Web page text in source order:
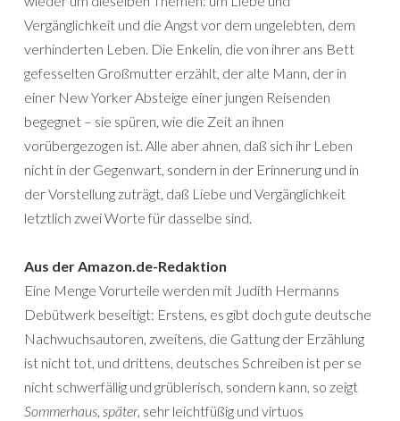
Vergänglichkeit und die Angst vor dem ungelebten, dem
verhinderten Leben. Die Enkelin, die von ihrer ans Bett
gefesselten Großmutter erzählt, der alte Mann, der in
einer New Yorker Absteige einer jungen Reisenden
begegnet – sie spüren, wie die Zeit an ihnen
vorübergezogen ist. Alle aber ahnen, daß sich ihr Leben
nicht in der Gegenwart, sondern in der Erinnerung und in
der Vorstellung zuträgt, daß Liebe und Vergänglichkeit
letztlich zwei Worte für dasselbe sind.
Aus der Amazon.de-Redaktion
Eine Menge Vorurteile werden mit Judith Hermanns
Debütwerk beseitigt: Erstens, es gibt doch gute deutsche
Nachwuchsautoren, zweitens, die Gattung der Erzählung
ist nicht tot, und drittens, deutsches Schreiben ist per se
nicht schwerfällig und grüblerisch, sondern kann, so zeigt
Sommerhaus, später, sehr leichtfüßig und virtuos